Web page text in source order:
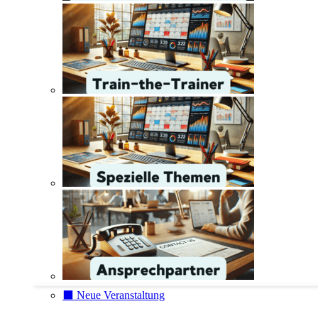
⬛️ Neue Veranstaltung